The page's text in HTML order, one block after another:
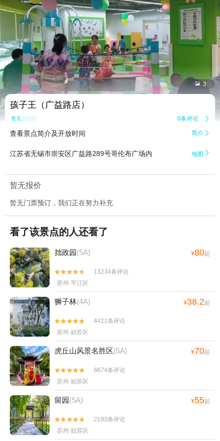
 3
孩子王（广益路店）
暂无点评 0条评论 
查看景点简介及开放时间 简介 
江苏省无锡市崇安区广益路289号哥伦布广场内 地图 
暂无报价
暂无门票预订，我们正在努力补充
看了该景点的人还看了
拙政园(5A) ¥80起


13234条评论
苏州·平江区
狮子林(4A) ¥38.2起


4421条评论
苏州·姑苏区
虎丘山风景名胜区(5A) ¥70起


6674条评论
苏州·姑苏区
留园(5A) ¥55起


2193条评论
苏州·姑苏区
